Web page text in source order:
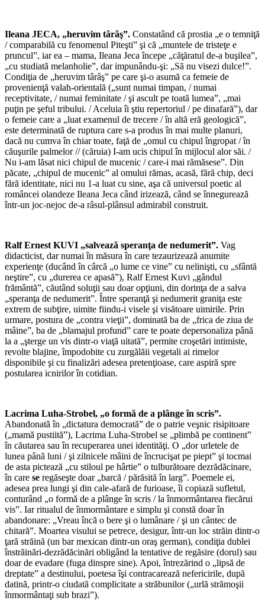
Ileana JECA, „heruvim târâş”. Constatând că prostia „e o temniţă
/ comparabilă cu fenomenul Piteşti” şi că „muntele de tristeţe e
pruncul”, iar ea – mama, Ileana Jeca începe „căţăratul de-a buşilea”,
„cu studiată melanholie”, dar impunându-şi: „Să nu visezi dulce!”.
Condiţia de „heruvim târâş” pe care şi-o asumă ca femeie de
provenienţă valah-orientală („sunt numai timpan, / numai
receptivitate, / numai feminitate / şi ascult pe toată lumea”, „mai
puţin pe şeful tribului. / Aceluia îi ştiu repertoriul / pe dinafară”), dar
o femeie care a „luat examenul de trecere / în altă eră geologică”,
este determinată de ruptura care s-a produs în mai multe planuri,
dacă nu cumva în chiar toate, faţă de „omul cu chipul îngropat / în
căuşurile palmelor // (căruia) I-am ucis chipul în mijlocul alor săi. /
Nu i-am lăsat nici chipul de mucenic / care-i mai rămăsese”. Din
păcate, „chipul de mucenic” al omului rămas, acasă, fără chip, deci
fără identitate, nici nu 1-a luat cu sine, aşa că universul poetic al
româncei olandeze Ileana Jeca când irizează, când se înnegurează
într-un joc-nejoc de-a râsul-plânsul admirabil construit.
Ralf Ernest KUVI „salvează speranţa de nedumerit”. Vag
didacticist, dar numai în măsura în care tezaurizează anumite
experienţe (ducând în cârcă „o lume ce vine” cu nelinişti, cu „sfântă
neştire”, cu „durerea ce apasă”), Ralf Ernest Kuvi „gândul
frământă”, căutând soluţii sau doar opţiuni, din dorinţa de a salva
„speranţa de nedumerit”. Între speranţă şi nedumerit graniţa este
extrem de subţire, uimite fiindu-i visele şi visătoare uimirile. Prin
urmare, postura de „contra vieţii”, dominată ba de „frica de ziua de
mâine”, ba de „blamajul profund” care te poate depersonaliza până
la a „şterge un vis dintr-o viaţă uitată”, permite croşetări intimiste,
revolte blajine, împodobite cu zurgălăii vegetali ai rimelor
disponibile şi cu finalizări adesea pretenţioase, care aspiră spre
postularea icnirilor în cotidian.
Lacrima Luha-Strobel, „o formă de a plânge în scris”.
Abandonată în „dictatura democrată” de o patrie veşnic risipitoare
(„mamă pustiită”), Lacrima Luha-Strobel se „plimbă pe continent”
în căutarea sau în recuperarea unei identităţi. O „dor urletele de
lunea până luni / şi zilnicele mâini de încrucişat pe piept” şi tocmai
de asta pictează „cu stiloul pe hârtie” o tulburătoare dezrădăcinare,
în care se regăseşte doar „barcă / părăsită în larg”. Poemele ei,
adesea prea lungi şi din cale-afară de furioase, îi copiază sufletul,
conturând „o formă de a plânge în scris / la înmormântarea fiecărui
vis”. Iar ritualul de înmormântare e simplu şi constă doar în
abandonare: „Vreau încă o bere şi o lumânare / şi un cântec de
chitară”. Moartea visului se petrece, desigur, într-un loc străin dintr-o
ţară străină (un bar mexican dintr-un oraş german), condiţia dublei
înstrăinări-dezrădăcinări obligând la tentative de regăsire (dorul) sau
doar de evadare (fuga dinspre sine). Apoi, întrezărind o „lipsă de
dreptate” a destinului, poetesa îşi contracarează nefericirile, după
datină, printr-o ciudată complicitate a străbunilor („urlă strămoşii
înmormântaţi sub brazi”).